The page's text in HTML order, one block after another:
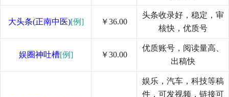
大头条(正南中医)[例] ￥36.00
头条收录好，稳定，审
核快，优质号
娱圈神吐槽[例] ￥30.00
优质账号，阅读量高、
出稿快
娱乐，汽车，科技等稿
件，可发视频，链接可